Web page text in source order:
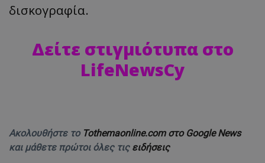
δισκογραφία.
Δείτε στιγμιότυπα στο
LifeNewsCy
Ακολουθήστε το Tothemaonline.com στο Google News
και μάθετε πρώτοι όλες τις ειδήσεις